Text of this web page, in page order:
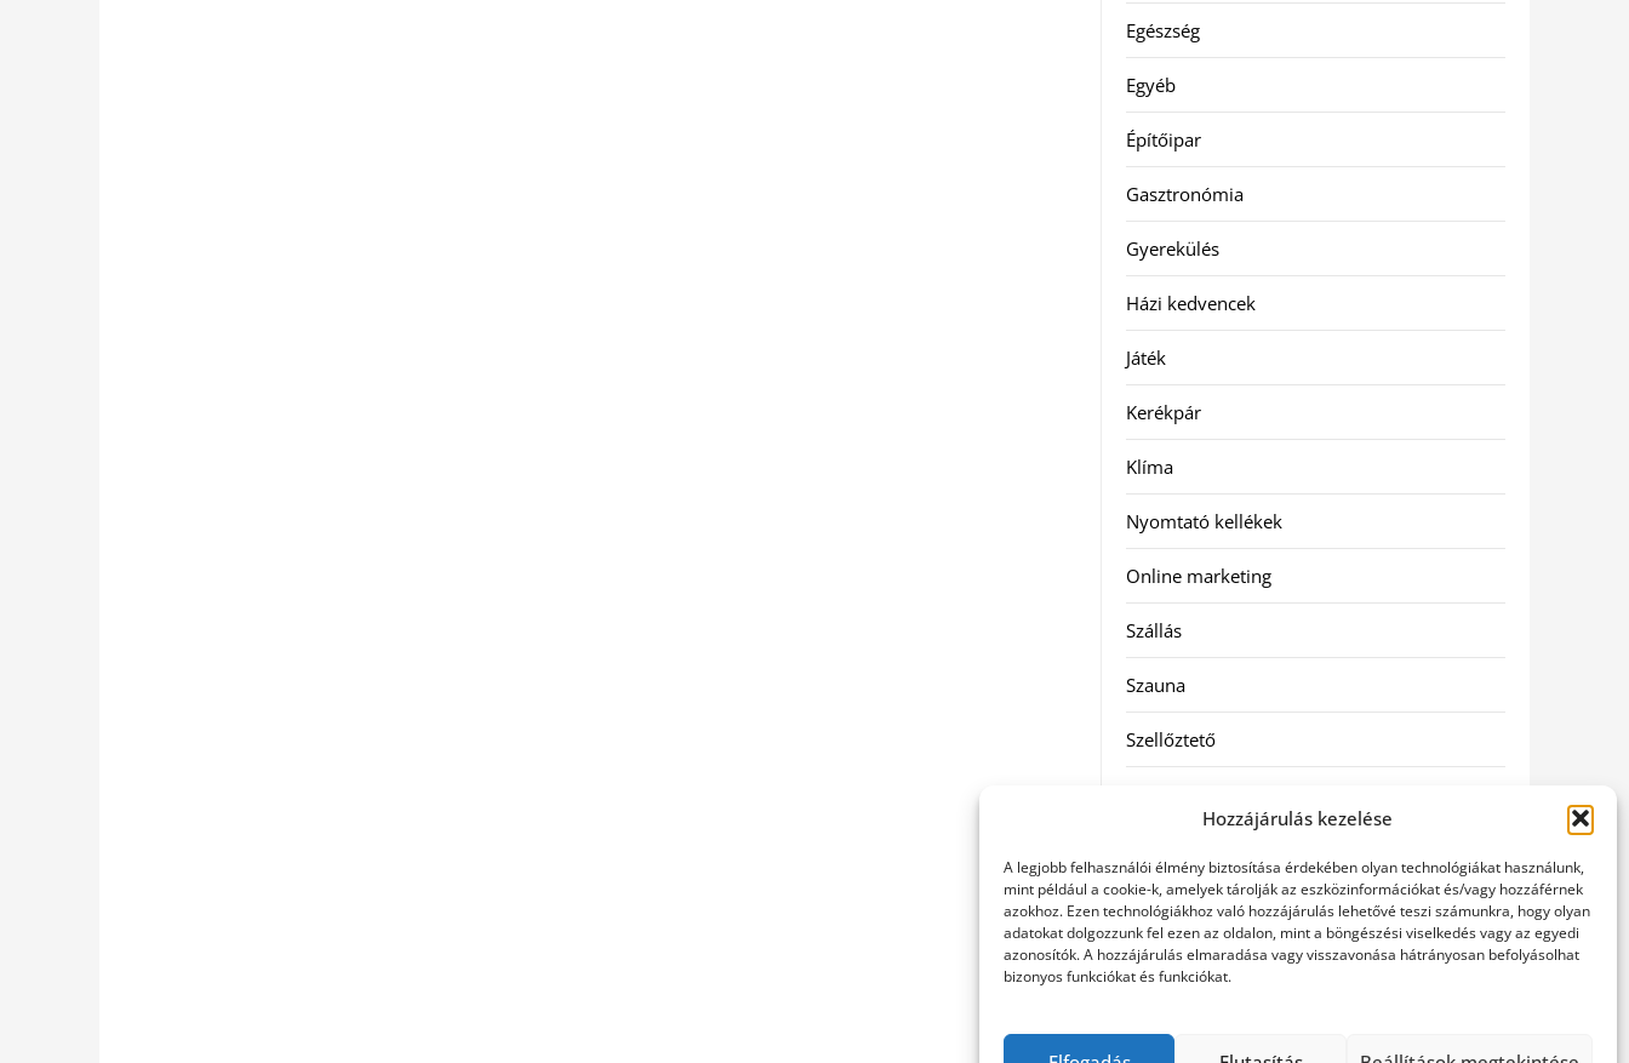
Hozzájárulás kezelése
A legjobb felhasználói élmény biztosítása érdekében olyan technológiákat használunk,
mint például a cookie-k, amelyek tárolják az eszközinformációkat és/vagy hozzáférnek
azokhoz. Ezen technológiákhoz való hozzájárulás lehetővé teszi számunkra, hogy olyan
adatokat dolgozzunk fel ezen az oldalon, mint a böngészési viselkedés vagy az egyedi
azonosítók. A hozzájárulás elmaradása vagy visszavonása hátrányosan befolyásolhat
bizonyos funkciókat és funkciókat.
Egészség
Egyéb
Építőipar
Gasztronómia
Gyerekülés
Házi kedvencek
Játék
Kerékpár
Klíma
Nyomtató kellékek
Online marketing
Szállás
Szauna
Szellőztető
Utazás
Vásárlás